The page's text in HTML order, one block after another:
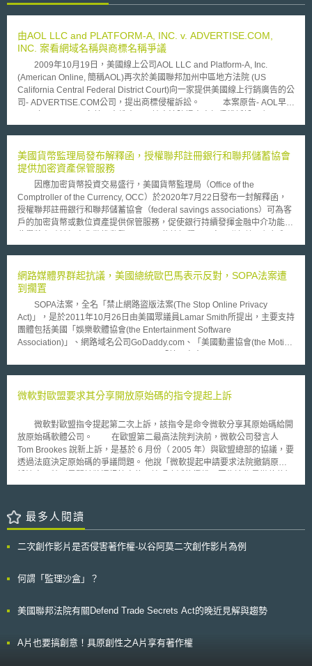
由AOL LLC and PLATFORM-A, INC. v. ADVERTISE.COM,
INC. 案看網域名稱與商標名稱爭議
2009年10月19日，美國線上公司AOL LLC and Platform-A, Inc.
(American Online, 簡稱AOL)再次於美國聯邦加州中區地方法院 (US
California Central Federal District Court)向一家提供美國線上行銷廣告的公
司- ADVERTISE.COM公司，提出商標侵權訴訟。 本案原告- AOL早於
ADVERTISE.COM公司所使用advertise.com之網域名稱，除侵害AOL已註
及申請中的AD.COM商標權外，也違反了不公平競爭法及維吉尼亞商事法。
唯，10月初，東維吉尼亞地方法院法官提出有利於ADVERTISE.COM公司
之意見，認為AOL企圖以其所註冊之商標- (A)dvertising.com，來阻止其他
競爭公司在網路世界使用任何有關advertise文字的作法，係壟斷網路上所有
線上廣告行銷市場；故，AOL被迫於10月將本件訴訟案轉向美國聯邦加州中
區地方法院提出。 目前尚無對本案的意見，將待本案之後續發展，才
能暸解商標權人所註冊的圖形商標中，若包含經設計的圖案及通用的文字
使用所註冊的商標的一部分，包含網域名稱中的文字，也是商標侵害的一種
美國貨幣監理局發布解釋函，授權聯邦註冊銀行和聯邦儲蓄協會
提供加密資產保管服務
因應加密貨幣投資交易盛行，美國貨幣監理局（Office of the
Comptroller of the Currency, OCC）於2020年7月22日發布一封解釋函，
授權聯邦註冊銀行和聯邦儲蓄協會（federal savings associations）可為客
戶的加密貨幣或數位資產提供保管服務，促使銀行持續發揮金融中介功能。
聯邦儲蓄協會若從事加密貨幣保管業務，主要注意要點包含必須制定健全的
全可靠之方式進行，包含建立適當系統以識別、衡量、監控和控制其保管服
務的風險；審核帳戶是否符合洗錢防制法令；維持適當有效之內部控制制
度；確保銀行所保管之資產與自有資產分開存放，並在共同控制的情況進行
維護，以確保資產不會被內部或外部人員損失、毀損或挪用；維護有效之資
訊安全基礎架構與控制措施，以減少駭客入侵、竊盜和詐騙；判斷是否需要
專門的查核程序；提供可靠的財務報告，以及遵守相關法律規範。 貨
幣監理局表示，加密貨幣保管服務，包含持有與加密貨幣相關連的密鑰，屬
數位化，銀行與其他服務提供商將需要利用新技術和創新方式，以滿足客戶
網路媒體界群起抗議，美國總統歐巴馬表示反對，SOPA法案遭
到擱置
SOPA法案，全名「禁止網路盜版法案(The Stop Online Privacy
Act)」，是於2011年10月26日由美國眾議員Lamar Smith所提出，主要支持
團體包括美國「娛樂軟體協會(the Entertainment Software
Association)」、網路域名公司GoDaddy.com、「美國動畫協會(the Motion
of Commerce)」等等。另外一個類似的法案為美國參議院於2011年5月提
Economic Creativity and Theft of Intellectual Property Act)，該法案原預訂
對立場，美國各網站發起了關站的行動，包括Google、Wikipedia等這些大
型網站皆參與了抗議行動(抗議行動的參與網站名單可參考下述網址:
http://sopastrike.com/)。美國總統歐巴馬也於今年一月公開表明他不會支持
SOPA以及類似的法案，主因為該法案箝制了資訊流的自由發展。白宮於官
方部落格表示「保護線上智慧財產權的重要任務不可危害網路的開放以及創
網路內容創作人以及網路平台提供人，共同努力，採取自願性的措施以及最
佳作法去減少線上盜版」，但是部落格中的聲明也指出，線上盜版已經是危
害美國經濟的一個重要問題，它危害了中產階級的工作，並且危害了具有創
國外販售仿冒品的網站以及提供非法下載影音軟體系統的網站，俗稱「海盜
費下載收看。這些海盜灣由於伺服器不在美國境內所以難以管制，但是透過
盜灣，PayPal也將被禁止提供資金傳輸服務與這些被認定有侵權事實的業
微軟對歐盟要求其分享開放原始碼的指令提起上訴
微軟對歐盟指令提起第二次上訴，該指令是命令微軟分享其原始碼給開
放原始碼軟體公司。 在歐盟第二最高法院判決前，微軟公司發言人
Tom Brookes 說新上訴，是基於 6 月份（ 2005 年）與歐盟總部的協議，要
透過法庭決定原始碼的爭議問題。 他說「微軟提起申請要求法院撤銷原訴
慧財產權」。 「我們採取這步驟，讓法庭能可以檢視現下的爭議，並就全
Todd 說微軟公司軟體的互用性（ interoperability ）協議，無法用智慧財產
加以保護，並且應該能在開放原始碼公司中，根據以往的營業執照加以流通
決，如果盧森堡的原審法院維持 2004 年 3 月對微軟公司的規範。在 2005
軟公司並沒有在與開放原始碼公司的分享協議中，分享微軟的觀點。
也是歐洲有史以來最大的反拖拉斯罰金。 歐盟聲稱軟體巨人已過度行
不含媒體播放器的軟體，並強迫它與其他伺服器軟體競爭者分享技術，使那
最多人閱讀
二次創作影片是否侵害著作權-以谷阿莫二次創作影片為例
何謂「監理沙盒」？
美國聯邦法院有關Defend Trade Secrets Act的晚近見解與趨勢
A片也要搞創意！具原創性之A片享有著作權